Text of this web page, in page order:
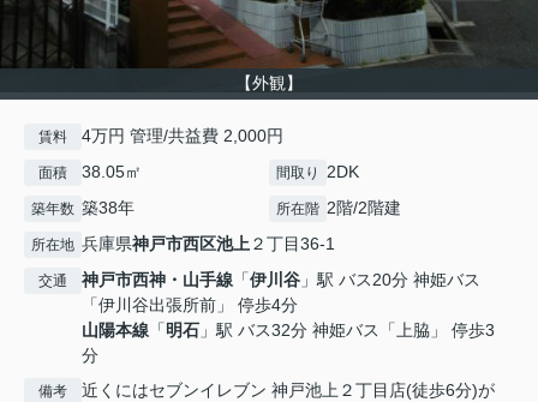
【外観】
賃料 4万円 管理/共益費 2,000円
面積 38.05㎡ 間取り 2DK
築年数 築38年 所在階 2階/2階建
所在地 兵庫県神戸市西区池上２丁目36-1
交通 神戸市西神・山手線 「伊川谷 」駅 バス20分 神姫バス
「伊川谷出張所前」 停歩4分
山陽本線 「明石 」駅 バス32分 神姫バス「上脇」 停歩3
分
備考
近くにはセブンイレブン 神戸池上２丁目店(徒歩6分)が